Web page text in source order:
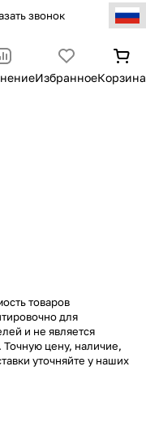
звонок
ИзбранноеКорзина
товаров
для
и не является
цену, наличие,
уточняйте у наших